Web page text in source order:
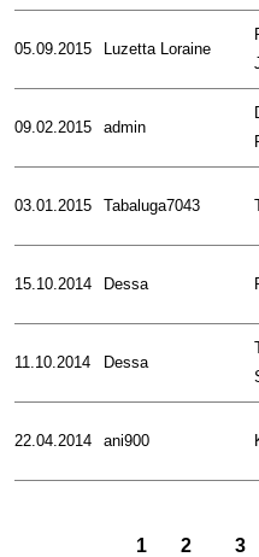
05.09.2015 Luzetta Loraine
09.02.2015 admin
03.01.2015 Tabaluga7043
15.10.2014 Dessa
11.10.2014 Dessa
22.04.2014 ani900
1 2 3